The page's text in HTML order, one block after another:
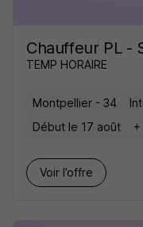
Chauffeur PL -
TEMP HORAIRE
Montpellier - 34
Début le 17 août
+
Voir l’offre